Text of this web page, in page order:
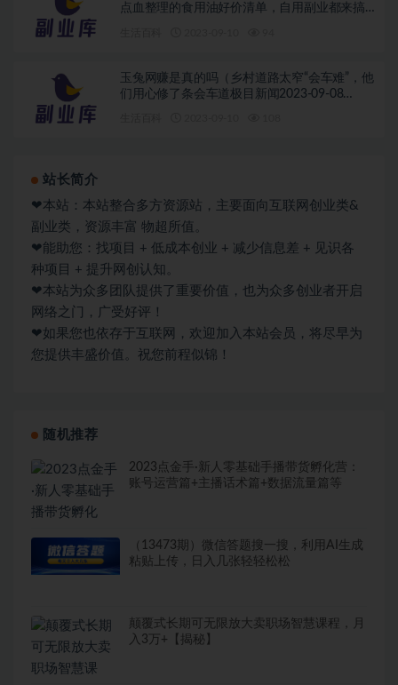
点血整理的食用油好价清单，自用副业都来搞
玉兔网赚是真的吗（乡村道路太窄“会车难”，他
们用心修了条会车道极目新闻2023-09-08
站长简介
❤本站：本站整合多方资源站，主要面向互联网创业类&
副业类，资源丰富 物超所值。
❤能助您：找项目 + 低成本创业 + 减少信息差 + 见识各
种项目 + 提升网创认知。
❤本站为众多团队提供了重要价值，也为众多创业者开启
网络之门，广受好评！
❤如果您也依存于互联网，欢迎加入本站会员，将尽早为
您提供丰盛价值。祝您前程似锦！
随机推荐
2023点金手·新人零基础手播带货孵化营：
账号运营篇+主播话术篇+数据流量篇等
（13473期）微信答题搜一搜，利用AI生成
粘贴上传，日入几张轻轻松松
颠覆式长期可无限放大卖职场智慧课程，月
入3万+【揭秘】